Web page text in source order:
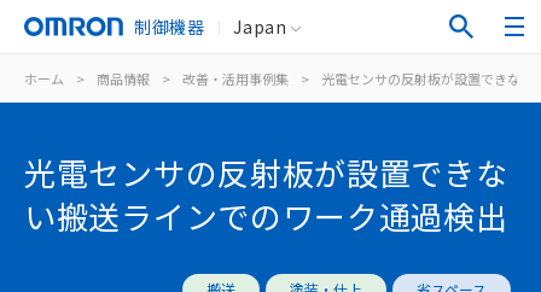
制御機器 Japan
ホーム > 商品情報 > 改善・活用事例集 > 光電センサの反射板が設置できな
光電センサの反射板が設置できな
い搬送ラインでのワーク通過検出